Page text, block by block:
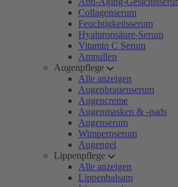
Collagenserum
Feuchtigkeitsserum
Hyaluronsäure-Serum
Vitamin C Serum
Ampullen
Augenpflege
Alle anzeigen
Augenbrauenserum
Augencreme
Augenmasken & -pads
Augenserum
Wimpernserum
Augengel
Lippenpflege
Alle anzeigen
Lippenbalsam